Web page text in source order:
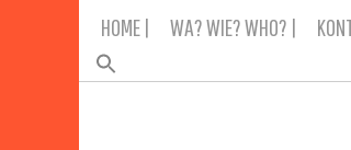
HOME | WA? WIE? WHO? |